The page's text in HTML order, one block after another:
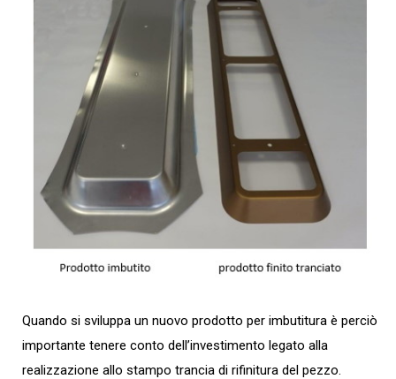
Quando si sviluppa un nuovo prodotto per imbutitura è perciò
importante tenere conto dell’investimento legato alla
realizzazione allo stampo trancia di rifinitura del pezzo.